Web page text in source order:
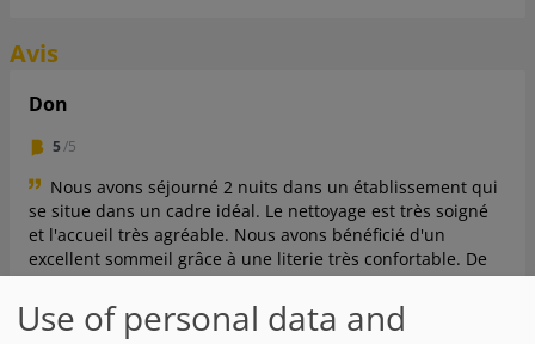
Avis
Don
5/5
Nous avons séjourné 2 nuits dans un établissement qui
se situe dans un cadre idéal. Le nettoyage est très soigné
et l'accueil très agréable. Nous avons bénéficié d'un
excellent sommeil grâce à une literie très confortable. De
plus, nous n'avons pas été dérangés par aucun bruit
durant notre séjour. Il est parfaitement possible de se
promener dans les rues de Barcelone et d'aller à la plage à
Use of personal data and